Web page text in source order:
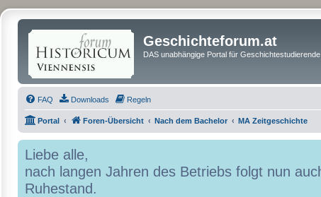
Geschichteforum.at
DAS unabhängige Portal für
FAQ Downloads Regeln
Portal Foren-Übersicht Nach dem Bachelor MA Zeitgeschichte
Liebe alle,
nach langen Jahren des Betriebs folgt nun
Ruhestand.